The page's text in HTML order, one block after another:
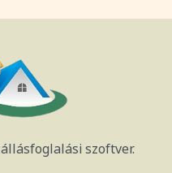
szoftver.